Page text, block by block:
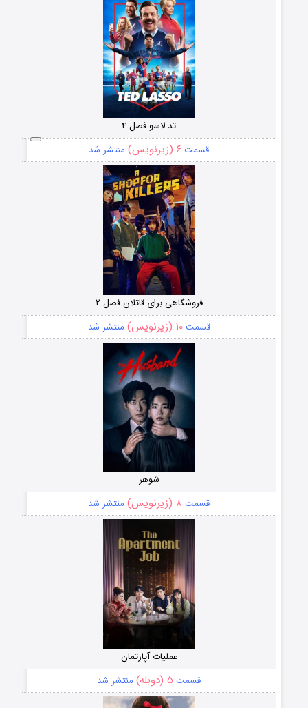
تد لاسو فصل ۴
قسمت ۶ (زیرنویس) منتشر شد
فروشگاهی برای قاتلان فصل ۲
قسمت۱۰ (زیرنویس) منتشر شد
شوهر
قسمت ۸ (زیرنویس) منتشر شد
عملیات آپارتمان
قسمت ۵ (دوبله) منتشر شد